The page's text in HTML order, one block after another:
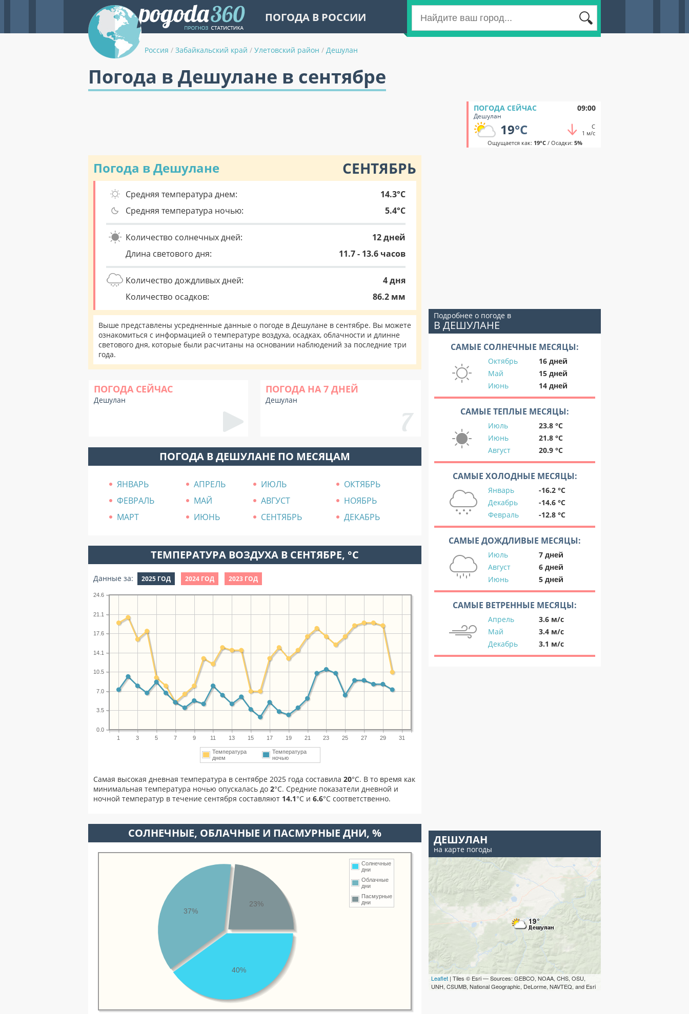
ПОГОДА В РОССИИ
Россия / Забайкальский край / Улетовский район / Дешулан
Погода в Дешулане в сентябре
ПОГОДА СЕЙЧАС 09:00
Дешулан
19°C
С
1 м/с
Ощущается как: 19°C/ Осадки: 5%
Погода в Дешулане СЕНТЯБРЬ
Средняя температура днем:
14.3°C
Средняя температура ночью:
5.4°C
Количество солнечных дней:
12 дней
Длина светового дня:
11.7 - 13.6 часов
Количество дождливых дней:
4 дня
Количество осадков:
86.2 мм
Выше представлены усредненные данные о погоде в Дешулане в сентябре. Вы можете
ознакомиться с информацией о температуре воздуха, осадках, облачности и длинне
светового дня, которые были расчитаны на основании наблюдений за последние три
года.
ПОГОДА СЕЙЧАС
Дешулан
ПОГОДА НА 7 ДНЕЙ
Дешулан
ПОГОДА В ДЕШУЛАНЕ ПО МЕСЯЦАМ
ЯНВАРЬ АПРЕЛЬ ИЮЛЬ
ОКТЯБРЬ
ФЕВРАЛЬ
МАЙ АВГУСТ
НОЯБРЬ
МАРТ
ИЮНЬ СЕНТЯБРЬ ДЕКАБРЬ
ТЕМПЕРАТУРА ВОЗДУХА В СЕНТЯБРЕ, °C
Данные за: 2025 ГОД 2024 ГОД 2023 ГОД
1 3 5 7 9 11 13 15 17 19 21 23 25 27 29 31
0.0
3.5
7.0
10.5
14.1
17.6
21.1
24.6
Температура
днем
Температура
ночью
Самая высокая дневная температура в сентябре 2025 года составила 20°С. В то время как
минимальная температура ночью опускалась до 2°C. Средние показатели дневной и
ночной температур в течение сентября составляют 14.1°С и 6.6°С соответственно.
CОЛНЕЧНЫЕ, ОБЛАЧНЫЕ И ПАСМУРНЫЕ ДНИ, %
Солнечные
дни
Облачные
дни
Пасмурные
дни
40%
37%
23%
Подробнее о погоде в
В ДЕШУЛАНЕ
САМЫЕ СОЛНЕЧНЫЕ МЕСЯЦЫ:
Октябрь
16 дней
Май
15 дней
Июнь
14 дней
САМЫЕ ТЕПЛЫЕ МЕСЯЦЫ:
Июль
23.8 °C
Июнь
21.8 °C
Август
20.9 °C
САМЫЕ ХОЛОДНЫЕ МЕСЯЦЫ:
Январь
-16.2 °C
Декабрь
-14.6 °C
Февраль
-12.8 °C
САМЫЕ ДОЖДЛИВЫЕ МЕСЯЦЫ:
Июль
7 дней
Август
6 дней
Июнь
5 дней
САМЫЕ ВЕТРЕННЫЕ МЕСЯЦЫ:
Апрель
3.6 м/с
Май
3.4 м/с
Декабрь
3.1 м/с
ДЕШУЛАН
на карте погоды
Leaflet | Tiles © Esri — Sources: GEBCO, NOAA, CHS, OSU,
UNH, CSUMB, National Geographic, DeLorme, NAVTEQ, and Esri